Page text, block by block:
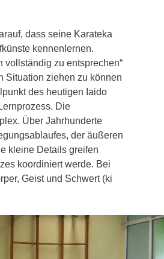
dass seine Karateka
kennenlernen.
vollständig zu entsprechen“
Situation ziehen zu können
des heutigen Iaido
Die
Über Jahrhunderte
der äußeren
kleine Details greifen
koordiniert werde. Bei
Geist und Schwert (ki